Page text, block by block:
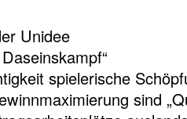
Unidee
spielerische
sind